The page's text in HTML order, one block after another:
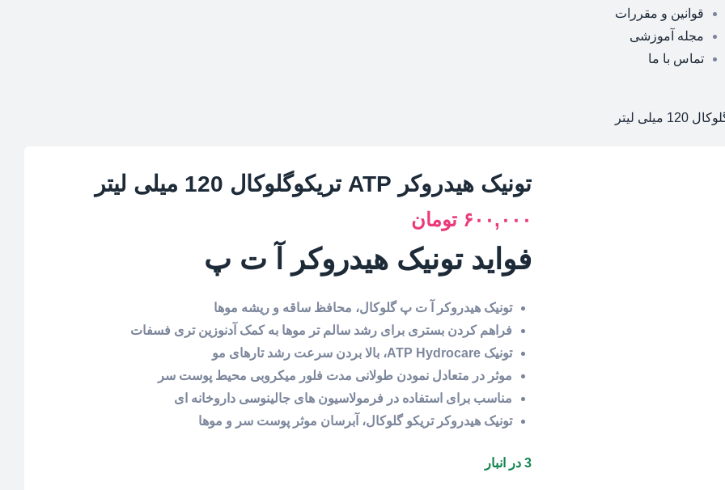
قوانین و مقررات
مجله آموزشی
تماس با ما
تونیک هیدروکر ATP تریکوگلوکال 120 میلی لیتر
۶۰۰,۰۰۰ تومان
فواید تونیک هیدروکر آ ت پ
تونیک هیدروکر آ ت پ گلوکال، محافظ ساقه و ریشه موها
فراهم کردن بستری برای رشد سالم تر موها به کمک آدنوزین تری فسفات
تونیک ATP Hydrocare، بالا بردن سرعت رشد تارهای مو
موثر در متعادل نمودن طولانی مدت فلور میکروبی محیط پوست سر
مناسب برای استفاده در فرمولاسیون های جالینوسی داروخانه ای
تونیک هیدروکر تریکو گلوکال، آبرسان موثر پوست سر و موها
3 در انبار